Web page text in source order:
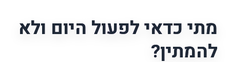
מתי כדאי לפעול היום ולא
להמתין?